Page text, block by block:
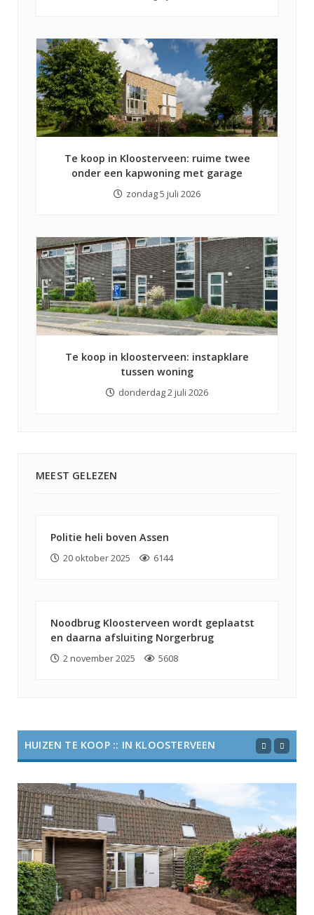
Te koop in Kloosterveen: ruime twee
onder een kapwoning met garage
zondag 5 juli 2026
Te koop in kloosterveen: instapklare
tussen woning
donderdag 2 juli 2026
MEEST GELEZEN
Politie heli boven Assen
20 oktober 2025 6144
Noodbrug Kloosterveen wordt geplaatst
en daarna afsluiting Norgerbrug
2 november 2025 5608
HUIZEN TE KOOP :: IN KLOOSTERVEEN